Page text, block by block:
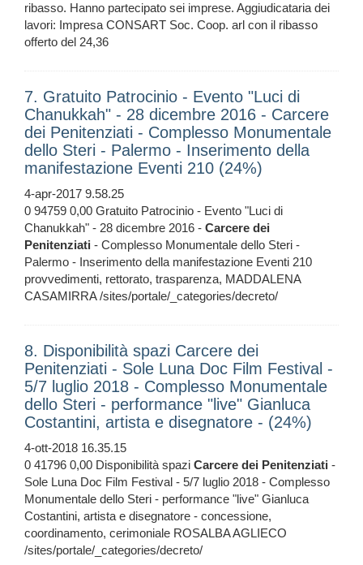
ribasso. Hanno partecipato sei imprese. Aggiudicataria dei
lavori: Impresa CONSART Soc. Coop. arl con il ribasso
offerto del 24,36
7. Gratuito Patrocinio - Evento "Luci di
Chanukkah" - 28 dicembre 2016 - Carcere
dei Penitenziati - Complesso Monumentale
dello Steri - Palermo - Inserimento della
manifestazione Eventi 210 (24%)
4-apr-2017 9.58.25
0 94759 0,00 Gratuito Patrocinio - Evento "Luci di
Chanukkah" - 28 dicembre 2016 - Carcere dei
Penitenziati - Complesso Monumentale dello Steri -
Palermo - Inserimento della manifestazione Eventi 210
provvedimenti, rettorato, trasparenza, MADDALENA
CASAMIRRA /sites/portale/_categories/decreto/
8. Disponibilità spazi Carcere dei
Penitenziati - Sole Luna Doc Film Festival -
5/7 luglio 2018 - Complesso Monumentale
dello Steri - performance "live" Gianluca
Costantini, artista e disegnatore - (24%)
4-ott-2018 16.35.15
0 41796 0,00 Disponibilità spazi Carcere dei Penitenziati -
Sole Luna Doc Film Festival - 5/7 luglio 2018 - Complesso
Monumentale dello Steri - performance "live" Gianluca
Costantini, artista e disegnatore - concessione,
coordinamento, cerimoniale ROSALBA AGLIECO
/sites/portale/_categories/decreto/